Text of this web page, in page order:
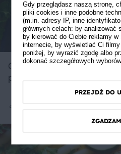
Omlet z zielonymi
pieczarkami
Gdy przeglądasz naszą stronę,
pliki cookies i inne podobne
(m.in. adresy IP, inne
głównych celach: by
by kierować do Ciebie reklamy
internecie, by wyświetlać Ci
poniżej, by wyrazić zgodę albo
dokonać szczegółowych
PRZEJDŹ DO